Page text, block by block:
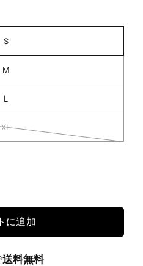
S
M
L
XL
に追加
送料無料